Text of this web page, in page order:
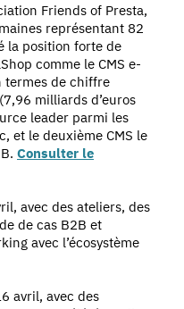
Friends of Presta,
représentant 82
la position forte de
comme le CMS e-
termes de chiffre
milliards d’euros
leader parmi les
et le deuxième CMS le
Consulter le
avec des ateliers, des
de cas B2B et
avec l’écosystème
avril, avec des